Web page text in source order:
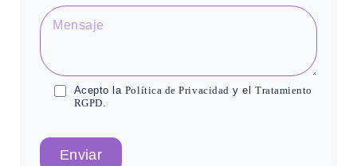
Acepto la Política de Privacidad y elTratamiento
RGPD.
Enviar